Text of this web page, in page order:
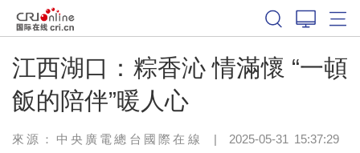
江西湖口：粽香沁 情滿懷 “一頓
飯的陪伴”暖人心
來源：中央廣電總台國際在線 | 2025-05-31 15:37:29